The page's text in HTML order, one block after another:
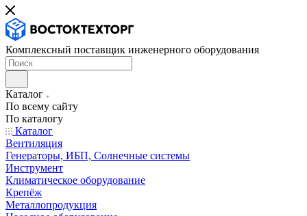
Комплексный поставщик инженерного оборудования
Каталог
По всему сайту
По каталогу
Каталог
Вентиляция
Генераторы, ИБП, Солнечные системы
Инструмент
Климатическое оборудование
Крепёж
Металлопродукция